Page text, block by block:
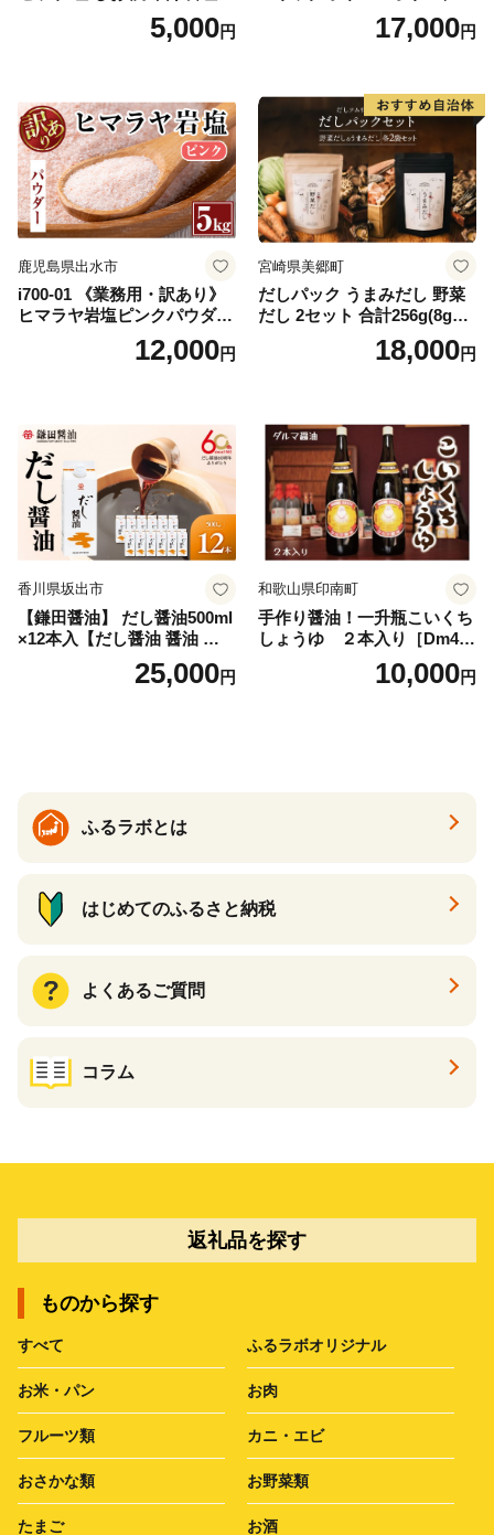
天然 ミネラル 調味料 ソルト
salt 料理 味付 おにぎり 三重
5,000円
イルセット(200ml×2本) 日置
市 特産品 調味料 油 エキスト
ブ】
17,000円
鹿児島県出水市
i700-01 《業務用・訳あり》
ヒマラヤ岩塩ピンクパウダー
タイプ(5kg) 岩塩 塩 調味料
しお 保存料不使用 天然 パウ
ティースマイル】
12,000円
宮崎県美郷町
だしパック うまみだし 野菜
だし 2セット 合計256g(8g×8
パック×2種×2セット) [岡田商
店 宮崎県 美郷町 31ac0069]
18,000円
香川県坂出市
【鎌田醤油】 だし醤油500ml
×12本入【だし醤油 醤油 人気
おすすめ 人気だし醤油 出汁
25,000円
和歌山県印南町
手作り醤油！一升瓶こいくち
しょうゆ ２本入り［Dm4］
｜手作り 醤油 和歌山県 印南
町 一升瓶 こいくちしょうゆ
10,000円
ふるラボとは
はじめてのふるさと納税
よくあるご質問
コラム
返礼品を探す
ものから探す
すべて ふるラボオリジナル
お米・パン お肉
フルーツ類 カニ・エビ
おさかな類 お野菜類
たまご お酒